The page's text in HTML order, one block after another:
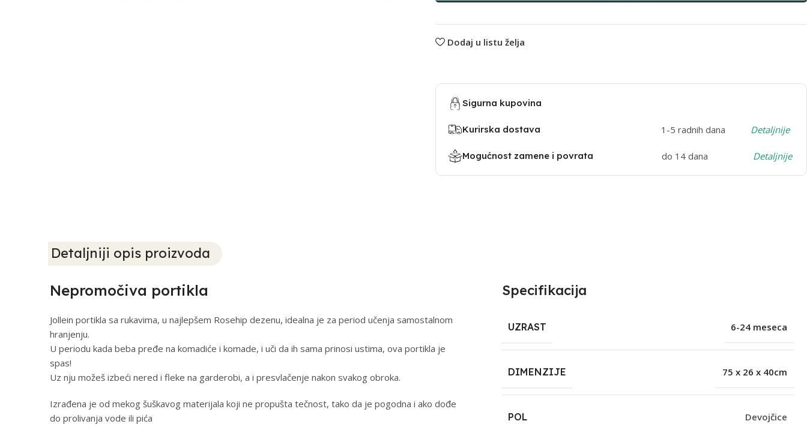
Dodaj u listu želja
Sigurna kupovina
Kurirska dostava 1-5 radnih dana Detaljnije
Mogućnost zamene i povrata do 14 dana Detaljnije
Detaljniji opis proizvoda
Nepromočiva portikla
Jollein portikla sa rukavima, u najlepšem Rosehip dezenu, idealna je za period učenja samostalnom
hranjenju.
U periodu kada beba pređe na komadiće i komade, i uči da ih sama prinosi ustima, ova portikla je
spas!
Uz nju možeš izbeći nered i fleke na garderobi, a i presvlačenje nakon svakog obroka.
Izrađena je od mekog šuškavog materijala koji ne propušta tečnost, tako da je pogodna i ako dođe
do prolivanja vode ili pića
Specifikacija
UZRAST 6-24 meseca
DIMENZIJE 75 x 26 x 40cm
POL Devojčice